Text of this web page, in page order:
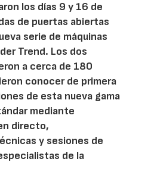
los días 9 y 16 de
de puertas abiertas
serie de máquinas
Trend. Los dos
a cerca de 180
conocer de primera
de esta nueva gama
mediante
directo,
y sesiones de
de la